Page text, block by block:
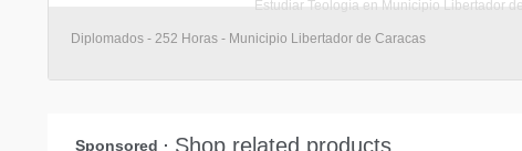
Estudiar Teología en Municipio Libertador
Diplomados - 252 Horas - Municipio Libertador de Caracas